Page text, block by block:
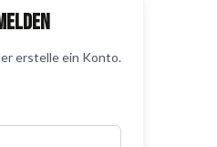
erstelle ein Konto.